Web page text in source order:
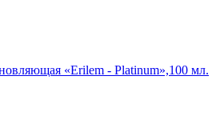
«Erilem - Platinum»,100 мл.